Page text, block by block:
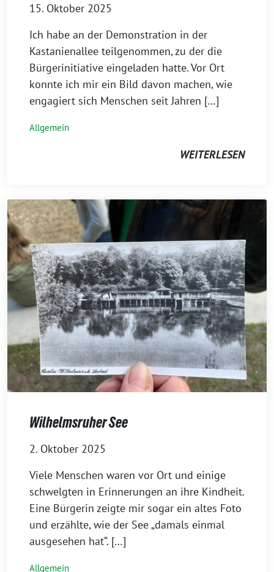
15. Oktober 2025
Ich habe an der Demonstration in der
Kastanienallee teilgenommen, zu der die
Bürgerinitiative eingeladen hatte. Vor Ort
konnte ich mir ein Bild davon machen, wie
engagiert sich Menschen seit Jahren […]
Allgemein
WEITERLESEN
Wilhelmsruher See
2. Oktober 2025
Viele Menschen waren vor Ort und einige
schwelgten in Erinnerungen an ihre Kindheit.
Eine Bürgerin zeigte mir sogar ein altes Foto
und erzählte, wie der See „damals einmal
ausgesehen hat“. […]
Allgemein